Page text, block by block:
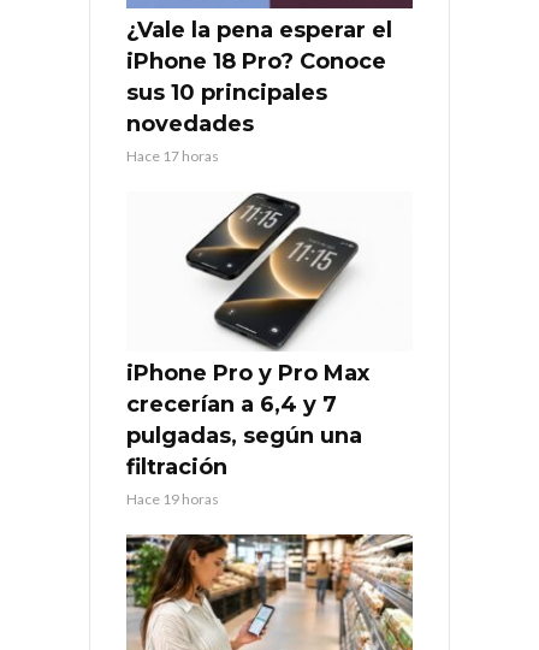
¿Vale la pena esperar el
iPhone 18 Pro? Conoce
sus 10 principales
novedades
Hace 17 horas
iPhone Pro y Pro Max
crecerían a 6,4 y 7
pulgadas, según una
filtración
Hace 19 horas